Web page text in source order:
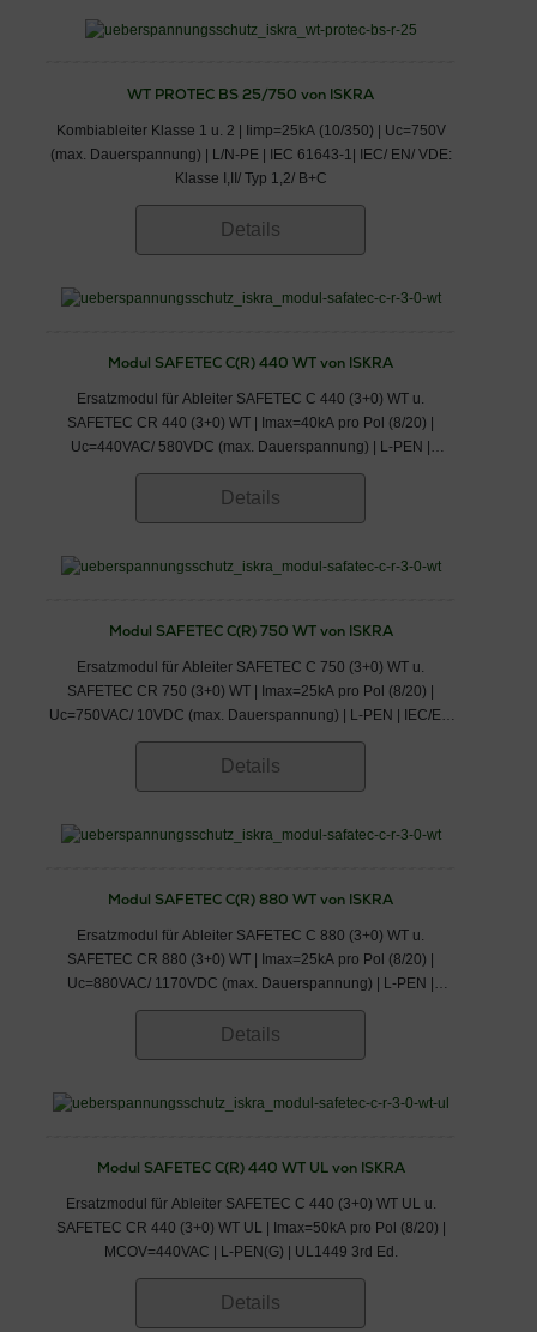
WT PROTEC BS 25/750 von ISKRA
Kombiableiter Klasse 1 u. 2 | Iimp=25kA (10/350) | Uc=750V
(max. Dauerspannung) | L/N-PE | IEC 61643-1| IEC/ EN/ VDE:
Klasse I,II/ Typ 1,2/ B+C
Details
Modul SAFETEC C(R) 440 WT von ISKRA
Ersatzmodul für Ableiter SAFETEC C 440 (3+0) WT u.
SAFETEC CR 440 (3+0) WT | Imax=40kA pro Pol (8/20) |
Uc=440VAC/ 580VDC (max. Dauerspannung) | L-PEN |
IEC/EN 61643-11 | IEC/ EN/ VDE: Klasse II/ Typ 2/ C
Details
Modul SAFETEC C(R) 750 WT von ISKRA
Ersatzmodul für Ableiter SAFETEC C 750 (3+0) WT u.
SAFETEC CR 750 (3+0) WT | Imax=25kA pro Pol (8/20) |
Uc=750VAC/ 10VDC (max. Dauerspannung) | L-PEN | IEC/EN
61643-11 | IEC/ EN/ VDE: Klasse II/ Typ 2/ C
Details
Modul SAFETEC C(R) 880 WT von ISKRA
Ersatzmodul für Ableiter SAFETEC C 880 (3+0) WT u.
SAFETEC CR 880 (3+0) WT | Imax=25kA pro Pol (8/20) |
Uc=880VAC/ 1170VDC (max. Dauerspannung) | L-PEN |
IEC/EN 61643-11 | IEC/ EN/ VDE: Klasse II/ Typ 2/ C
Details
Modul SAFETEC C(R) 440 WT UL von ISKRA
Ersatzmodul für Ableiter SAFETEC C 440 (3+0) WT UL u.
SAFETEC CR 440 (3+0) WT UL | Imax=50kA pro Pol (8/20) |
MCOV=440VAC | L-PEN(G) | UL1449 3rd Ed.
Details